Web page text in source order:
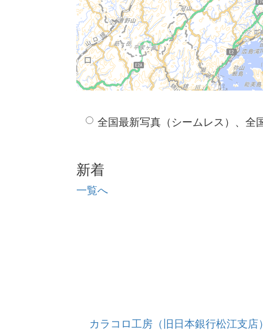
全国最新写真（シームレス）、全
新着
一覧へ
カラコロ工房（旧日本銀行松江支店